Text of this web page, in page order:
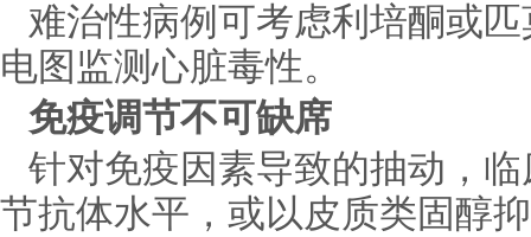
难治性病例可考虑利培酮或
电图监测心脏毒性。
免疫调节不可缺席
针对免疫因素导致的抽动，
节抗体水平，或以皮质类固醇